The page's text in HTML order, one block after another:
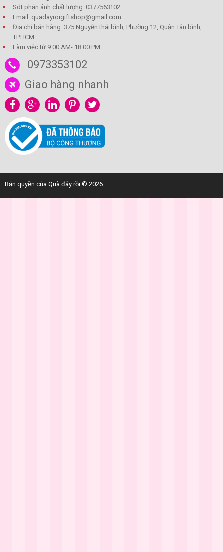
Sdt phản ánh chất lượng: 0377563102
Email: quadayroigiftshop@gmail.com
Địa chỉ bán hàng: 375 Nguyễn thái bình, Phường 12, Quận Tân bình,
TP.HCM
Làm việc từ 9:00 AM- 18:00 PM
0973353102
Giao hàng nhanh
Bản quyền của Quà đây rồi © 2026